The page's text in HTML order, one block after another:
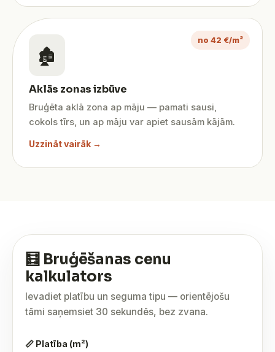
no 42 €/m²
🏚️
Aklās zonas izbūve
Bruģēta aklā zona ap māju — pamati sausi,
cokols tīrs, un ap māju var apiet sausām kājām.
Uzzināt vairāk →
🧮 Bruģēšanas cenu
kalkulators
Ievadiet platību un seguma tipu — orientējošu
tāmi saņemsiet 30 sekundēs, bez zvana.
📏 Platība (m²)